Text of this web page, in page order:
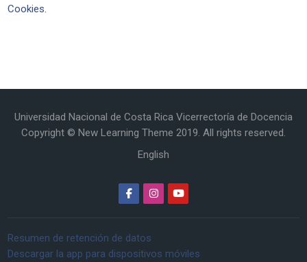
Cookies.
Universidad Nacional de Costa Rica Vicerrectoría de Docencia
Copyright © New Learning Theme 2019. All rights reserved.
English
Resumen de retención de datos
Descargar la app para dispositivos móviles